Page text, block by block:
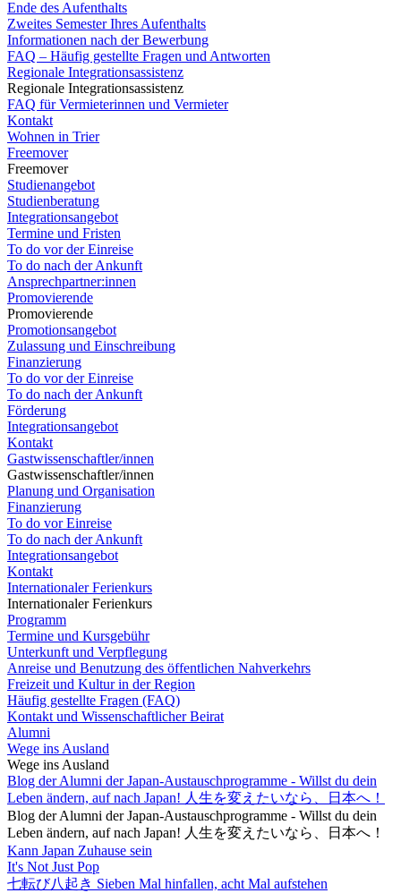
Ende des Aufenthalts
Zweites Semester Ihres Aufenthalts
Informationen nach der Bewerbung
FAQ – Häufig gestellte Fragen und Antworten
Regionale Integrationsassistenz
Regionale Integrationsassistenz
FAQ für Vermieterinnen und Vermieter
Kontakt
Wohnen in Trier
Freemover
Freemover
Studienangebot
Studienberatung
Integrationsangebot
Termine und Fristen
To do vor der Einreise
To do nach der Ankunft
Ansprechpartner:innen
Promovierende
Promovierende
Promotionsangebot
Zulassung und Einschreibung
Finanzierung
To do vor der Einreise
To do nach der Ankunft
Förderung
Integrationsangebot
Kontakt
Gastwissenschaftler/innen
Gastwissenschaftler/innen
Planung und Organisation
Finanzierung
To do vor Einreise
To do nach der Ankunft
Integrationsangebot
Kontakt
Internationaler Ferienkurs
Internationaler Ferienkurs
Programm
Termine und Kursgebühr
Unterkunft und Verpflegung
Anreise und Benutzung des öffentlichen Nahverkehrs
Freizeit und Kultur in der Region
Häufig gestellte Fragen (FAQ)
Kontakt und Wissenschaftlicher Beirat
Alumni
Wege ins Ausland
Wege ins Ausland
Blog der Alumni der Japan-Austauschprogramme - Willst du dein
Leben ändern, auf nach Japan! 人生を変えたいなら、日本へ！
Blog der Alumni der Japan-Austauschprogramme - Willst du dein
Leben ändern, auf nach Japan! 人生を変えたいなら、日本へ！
Kann Japan Zuhause sein
It's Not Just Pop
七転び八起き Sieben Mal hinfallen, acht Mal aufstehen